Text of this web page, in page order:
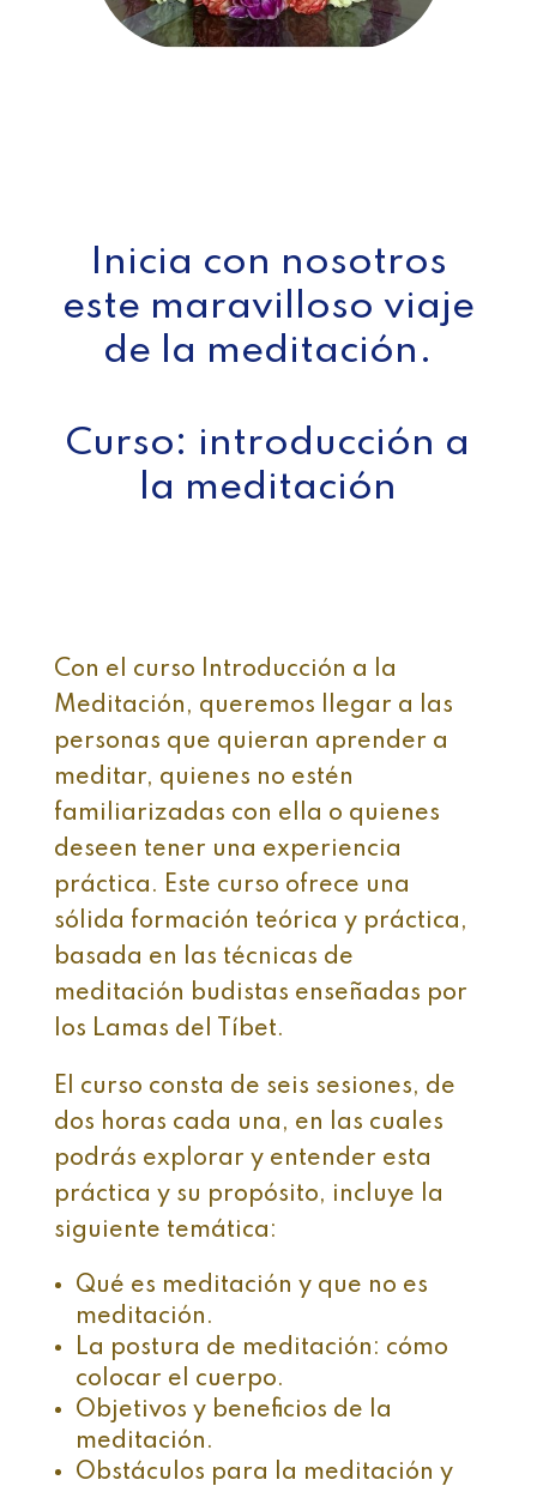
Inicia con nosotros
este maravilloso viaje
de la meditación.
Curso: introducción a
la meditación
Con el curso Introducción a la
Meditación, queremos llegar a las
personas que quieran aprender a
meditar, quienes no estén
familiarizadas con ella o quienes
deseen tener una experiencia
práctica. Este curso ofrece una
sólida formación teórica y práctica,
basada en las técnicas de
meditación budistas enseñadas por
los Lamas del Tíbet.
El curso consta de seis sesiones, de
dos horas cada una, en las cuales
podrás explorar y entender esta
práctica y su propósito, incluye la
siguiente temática:
Qué es meditación y que no es
meditación.
La postura de meditación: cómo
colocar el cuerpo.
Objetivos y beneficios de la
meditación.
Obstáculos para la meditación y